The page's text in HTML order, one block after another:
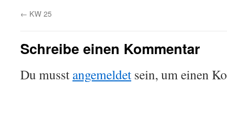
← KW 25
Schreibe einen Kommentar
Du musst angemeldet sein, um einen